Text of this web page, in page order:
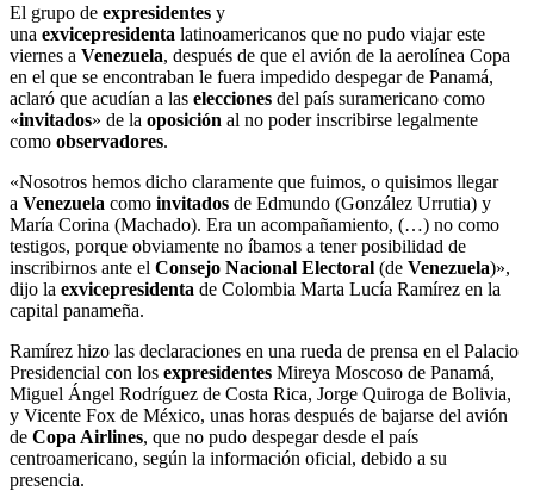
El grupo de expresidentes y
una exvicepresidenta latinoamericanos que no pudo viajar este
viernes a Venezuela, después de que el avión de la aerolínea Copa
en el que se encontraban le fuera impedido despegar de Panamá,
aclaró que acudían a las elecciones del país suramericano como
«invitados» de la oposición al no poder inscribirse legalmente
como observadores.
«Nosotros hemos dicho claramente que fuimos, o quisimos llegar
a Venezuela como invitados de Edmundo (González Urrutia) y
María Corina (Machado). Era un acompañamiento, (…) no como
testigos, porque obviamente no íbamos a tener posibilidad de
inscribirnos ante el Consejo Nacional Electoral (de Venezuela)»,
dijo la exvicepresidenta de Colombia Marta Lucía Ramírez en la
capital panameña.
Ramírez hizo las declaraciones en una rueda de prensa en el Palacio
Presidencial con los expresidentes Mireya Moscoso de Panamá,
Miguel Ángel Rodríguez de Costa Rica, Jorge Quiroga de Bolivia,
y Vicente Fox de México, unas horas después de bajarse del avión
de Copa Airlines, que no pudo despegar desde el país
centroamericano, según la información oficial, debido a su
presencia.